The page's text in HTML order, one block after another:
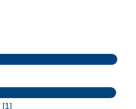
[1]